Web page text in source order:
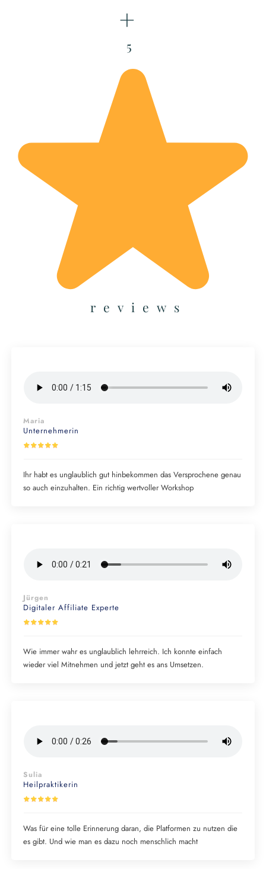
+
5
reviews
Maria
Unternehmerin
Ihr habt es unglaublich gut hinbekommen das Versprochene genau
so auch einzuhalten. Ein richtig wertvoller Workshop
Jürgen
Digitaler Affiliate Experte
Wie immer wahr es unglaublich lehrreich. Ich konnte einfach
wieder viel Mitnehmen und jetzt geht es ans Umsetzen.
Sulia
Heilpraktikerin
Was für eine tolle Erinnerung daran, die Platformen zu nutzen die
es gibt. Und wie man es dazu noch menschlich macht